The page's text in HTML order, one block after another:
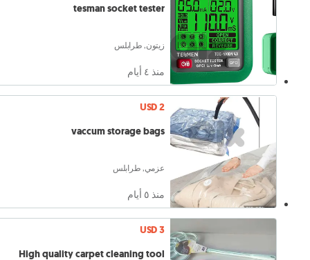
tesman socket tester
زيتون, طرابلس
منذ ٤ أيام
USD 2
vaccum storage bags
عزمي, طرابلس
منذ ٥ أيام
USD 3
High quality carpet cleaning tool